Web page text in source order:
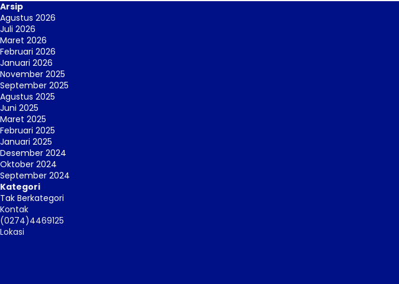
Arsip
Agustus 2026
Juli 2026
Maret 2026
Februari 2026
Januari 2026
November 2025
September 2025
Agustus 2025
Juni 2025
Maret 2025
Februari 2025
Januari 2025
Desember 2024
Oktober 2024
September 2024
Kategori
Tak Berkategori
Kontak
(0274)4469125
Lokasi